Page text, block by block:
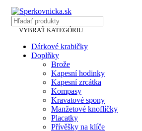
VYBRAŤ KATEGÓRIU
Dárkové krabičky
Doplňky
Brože
Kapesní hodinky
Kapesní zrcátka
Kompasy
Kravatové spony
Manžetové knoflíčky
Placatky
Přívěšky na klíče